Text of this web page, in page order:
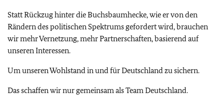
Statt Rückzug hinter die Buchsbaumhecke, wie er von den
Rändern des politischen Spektrums gefordert wird, brauchen
wir mehr Vernetzung, mehr Partnerschaften, basierend auf
unseren Interessen.
Um unseren Wohlstand in und für Deutschland zu sichern.
Das schaffen wir nur gemeinsam als Team Deutschland.